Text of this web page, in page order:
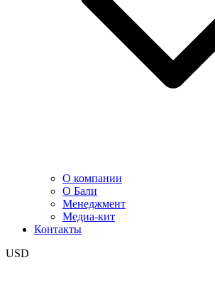
О компании
О Бали
Менеджмент
Медиа-кит
Контакты
USD